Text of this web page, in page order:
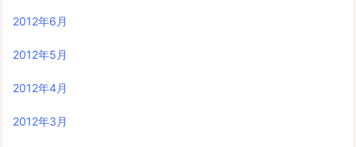
2012年6月
2012年5月
2012年4月
2012年3月